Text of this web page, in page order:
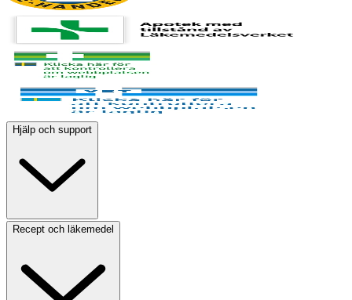
Hjälp och support
Recept och läkemedel